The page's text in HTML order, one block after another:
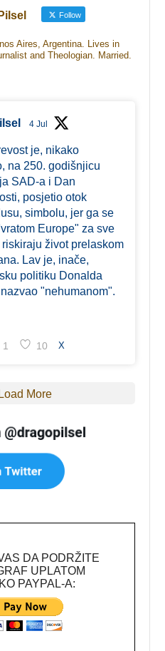
Follow
Aires, Argentina. Lives in
and Theologian. Married.
4 Jul
je, nikako
na 250. godišnjicu
SAD-a i Dan
posjetio otok
simbolu, jer ga se
Europe" za sve
život prelaskom
Lav je, inače,
politiku Donalda
"nehumanom".
1 10 X
Load More
DA PODRŽITE
UPLATOM
PAYPAL-A: